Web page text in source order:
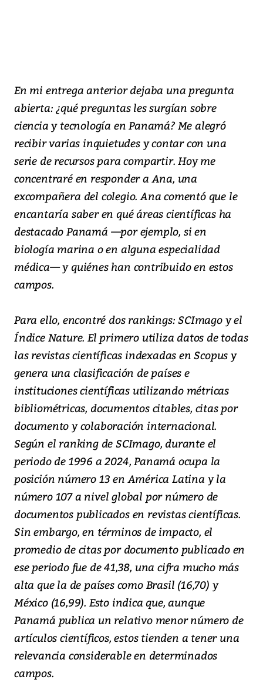
En mi entrega anterior dejaba una pregunta
abierta: ¿qué preguntas les surgían sobre
ciencia y tecnología en Panamá? Me alegró
recibir varias inquietudes y contar con una
serie de recursos para compartir. Hoy me
concentraré en responder a Ana, una
excompañera del colegio. Ana comentó que le
encantaría saber en qué áreas científicas ha
destacado Panamá —por ejemplo, si en
biología marina o en alguna especialidad
médica— y quiénes han contribuido en estos
campos.
Para ello, encontré dos rankings: SCImago y el
Índice Nature. El primero utiliza datos de todas
las revistas científicas indexadas en Scopus y
genera una clasificación de países e
instituciones científicas utilizando métricas
bibliométricas, documentos citables, citas por
documento y colaboración internacional.
Según el ranking de SCImago, durante el
periodo de 1996 a 2024, Panamá ocupa la
posición número 13 en América Latina y la
número 107 a nivel global por número de
documentos publicados en revistas científicas.
Sin embargo, en términos de impacto, el
promedio de citas por documento publicado en
ese periodo fue de 41,38, una cifra mucho más
alta que la de países como Brasil (16,70) y
México (16,99). Esto indica que, aunque
Panamá publica un relativo menor número de
artículos científicos, estos tienden a tener una
relevancia considerable en determinados
campos.